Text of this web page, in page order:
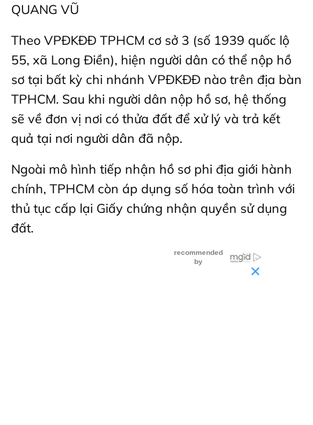
QUANG VŨ
Theo VPĐKĐĐ TPHCM cơ sở 3 (số 1939 quốc lộ
55, xã Long Điền), hiện người dân có thể nộp hồ
sơ tại bất kỳ chi nhánh VPĐKĐĐ nào trên địa bàn
TPHCM. Sau khi người dân nộp hồ sơ, hệ thống
sẽ về đơn vị nơi có thửa đất để xử lý và trả kết
quả tại nơi người dân đã nộp.
Ngoài mô hình tiếp nhận hồ sơ phi địa giới hành
chính, TPHCM còn áp dụng số hóa toàn trình với
thủ tục cấp lại Giấy chứng nhận quyền sử dụng
đất.